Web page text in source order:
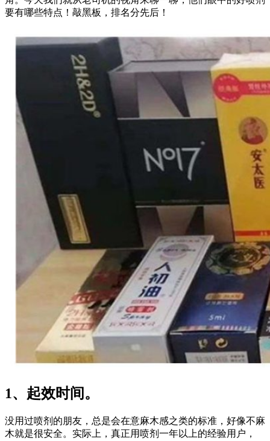
要有哪些特点！敲黑板，排名分先后！
1、起效时间。
没用过喷剂的朋友，总是会在意麻木感之类的标准，好像不麻
木就是很安全。实际上，真正用喷剂一年以上的经验用户，